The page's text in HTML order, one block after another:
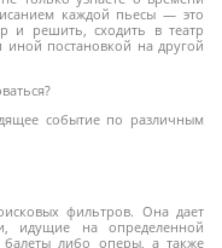
каждой пьесы — это
и решить, сходить в театр
иной постановкой на другой
событие по различным
фильтров. Она дает
идущие на определенной
балеты либо оперы, а также